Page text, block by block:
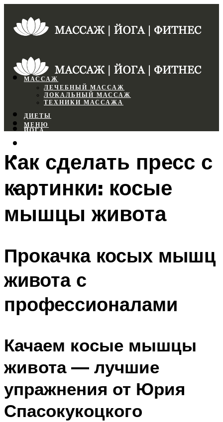
МАССАЖ
ЛЕЧЕБНЫЙ МАССАЖ
ЛОКАЛЬНЫЙ МАССАЖ
ТЕХНИКИ МАССАЖА
ДИЕТЫ
ЙОГА
ФИТНЕС
МЕНЮ
МЕНЮ
Как сделать пресс с
картинки: косые
мышцы живота
Прокачка косых мышц
живота с
профессионалами
Качаем косые мышцы
живота — лучшие
упражнения от Юрия
Спасокукоцкого